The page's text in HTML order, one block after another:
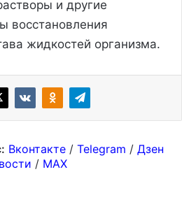
и другие
восстановления
жидкостей организма.
Вконтакте / Telegram / Дзен
/ MAX